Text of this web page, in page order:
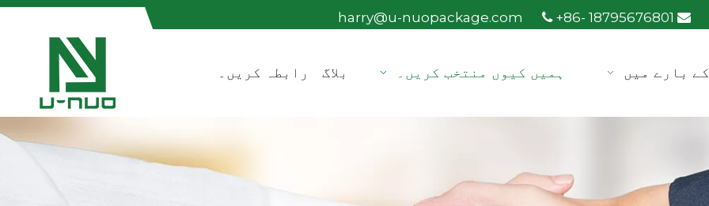

harry@u-nuopackage.com +86- 18795676801
کے بارے میں ہمیں کیوں منتخب کریں۔ بلاگ رابطہ کریں۔